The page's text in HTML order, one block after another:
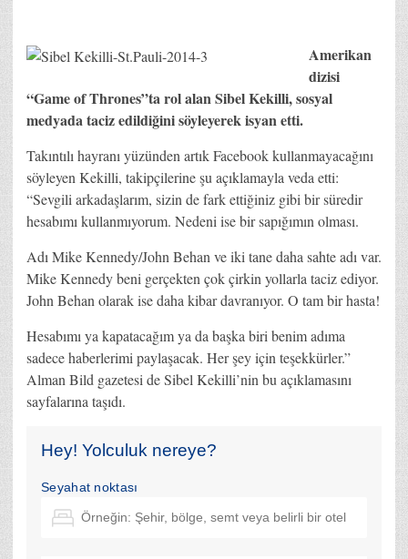
Amerikan
dizisi
“Game of Thrones”ta rol alan Sibel Kekilli, sosyal
medyada taciz edildiğini söyleyerek isyan etti.
Takıntılı hayranı yüzünden artık Facebook kullanmayacağını
söyleyen Kekilli, takipçilerine şu açıklamayla veda etti:
“Sevgili arkadaşlarım, sizin de fark ettiğiniz gibi bir süredir
hesabımı kullanmıyorum. Nedeni ise bir sapığımın olması.
Adı Mike Kennedy/John Behan ve iki tane daha sahte adı var.
Mike Kennedy beni gerçekten çok çirkin yollarla taciz ediyor.
John Behan olarak ise daha kibar davranıyor. O tam bir hasta!
Hesabımı ya kapatacağım ya da başka biri benim adıma
sadece haberlerimi paylaşacak. Her şey için teşekkürler.”
Alman Bild gazetesi de Sibel Kekilli’nin bu açıklamasını
sayfalarına taşıdı.
Hey! Yolculuk nereye?
Seyahat noktası